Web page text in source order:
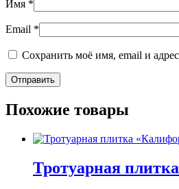
Имя *
Email *
Сохранить моё имя, email и
Похожие товары
Тротуарная